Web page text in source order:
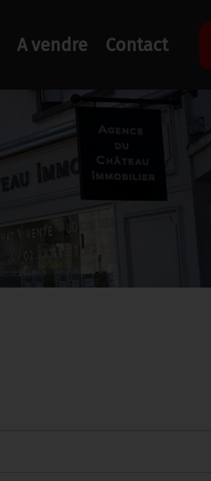
A vendre Contact